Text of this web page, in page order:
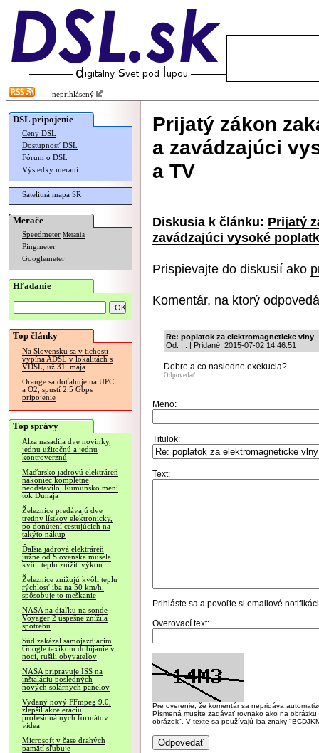
neprihlásený
DSL pripojenie
Ceny DSL
Dostupnosť DSL
Fórum o DSL
Výsledky meraní
Satelitná mapa SR
Merače
Speedmeter Merania
Pingmeter
Googlemeter
Hľadanie
Top články
Na Slovensku sa v tichosti
vypína ADSL v lokalitách s
VDSL, už 31. mája
Orange sa doťahuje na UPC
a O2, spustí 2.5 Gbps
pripojenie
Top správy
Alza nasadila dve novinky,
jednu užitočnú a jednu
kontroverznú
Maďarsko jadrovú elektráreň
nakoniec kompletne
neodstavilo, Rumunsko mení
tok Dunaja
Železnice predávajú dve
tretiny lístkov elektronicky,
po donútení cestujúcich na
takýto nákup
Ďalšia jadrová elektráreň
južne od Slovenska musela
kvôli teplu znížiť výkon
Železnice znižujú kvôli teplu
rýchlosť iba na 50 km/h,
spôsobuje to meškanie
NASA na diaľku na sonde
Voyager 2 úspešne znížila
spotrebu
Súd zakázal samojazdiacim
Google taxíkom dobíjanie v
noci, rušili obyvateľov
NASA pripravuje ISS na
inštaláciu posledných
nových solárnych panelov
Vydaný nový FFmpeg 9.0,
zlepšil akceleráciu
profesionálnych formátov
videa
Microsoft v čase drahých
pamätí sľubuje
Prijatý zákon
a zavádzajúci
a TV
Diskusia k článku: Prijatý
zavádzajúci vysoké
Prispievajte do diskusií ako
Komentár, na ktorý
Re: poplatok za elektromagneticke vlny
Od: ... | Pridané: 2015-07-02 14:46:51
Dobre a co nasledne exekucia?
Odpovedať
Meno:
Titulok:
Text:
Prihláste sa a povoľte si emailové
Overovací text:
Pre overenie, že komentár sa nepridáva
Písmená musíte zadávať rovnako ako na
obrázok". V texte sa používajú iba znaky